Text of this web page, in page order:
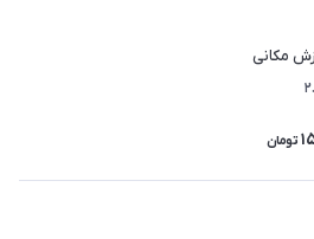
مکانی
تومان